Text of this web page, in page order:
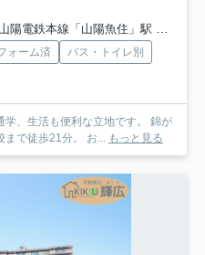
山陽電鉄本線「山陽魚住」駅 徒歩20分
ォーム済
バス・トイレ別
学、生活も便利な立地です。 錦が
まで徒歩21分。 お... もっと見る